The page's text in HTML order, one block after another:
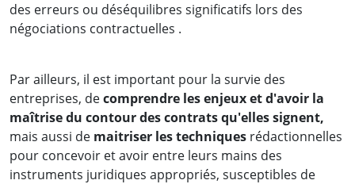
des erreurs ou déséquilibres significatifs lors des
négociations contractuelles .
Par ailleurs, il est important pour la survie des
entreprises, decomprendre les enjeux et d'avoir la
maîtrise du contour des contrats qu'elles signent,
mais aussi de maitriser les techniques rédactionnelles
pour concevoir et avoir entre leurs mains des
instruments juridiques appropriés, susceptibles de